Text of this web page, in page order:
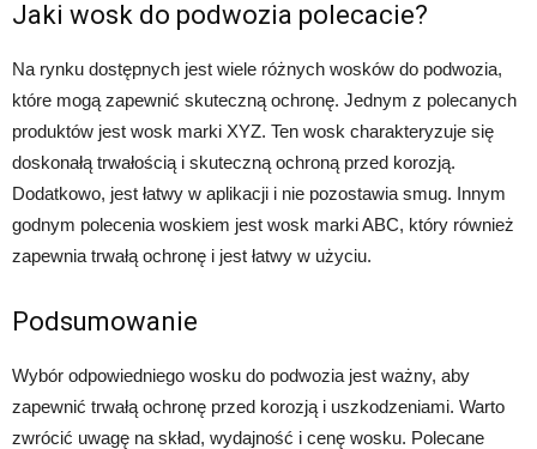
Jaki wosk do podwozia polecacie?
Na rynku dostępnych jest wiele różnych wosków do podwozia,
które mogą zapewnić skuteczną ochronę. Jednym z polecanych
produktów jest wosk marki XYZ. Ten wosk charakteryzuje się
doskonałą trwałością i skuteczną ochroną przed korozją.
Dodatkowo, jest łatwy w aplikacji i nie pozostawia smug. Innym
godnym polecenia woskiem jest wosk marki ABC, który również
zapewnia trwałą ochronę i jest łatwy w użyciu.
Podsumowanie
Wybór odpowiedniego wosku do podwozia jest ważny, aby
zapewnić trwałą ochronę przed korozją i uszkodzeniami. Warto
zwrócić uwagę na skład, wydajność i cenę wosku. Polecane